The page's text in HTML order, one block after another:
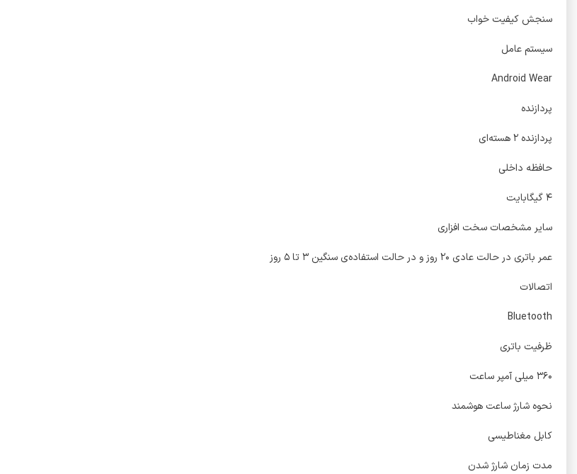
سنجش کیفیت خواب
سیستم عامل
Android Wear
پردازنده
پردازنده ۲ هسته‌ای
حافظه داخلی
۴ گیگابایت
سایر مشخصات سخت افزاری
عمر باتری در حالت عادی ۲۰ روز و در حالت استفاده‌ی سنگین ۳ تا ۵ روز
اتصالات
Bluetooth
ظرفیت باتری
۳۶۰ میلی آمپر ساعت
نحوه شارژ ساعت هوشمند
کابل مغناطیسی
مدت زمان شارژ شدن